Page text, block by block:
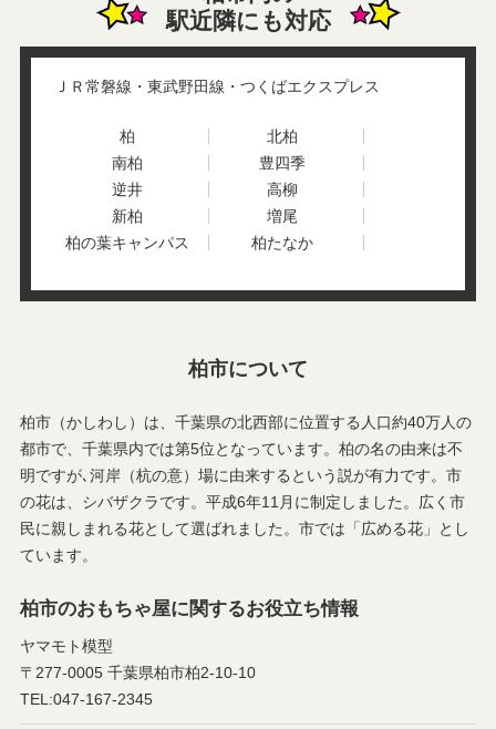
大塚町
大室
大山台
加賀
柏下
柏の葉
柏堀之内新田
片山
金山
上利根
かやの町
北柏
北柏台
亀甲台町
小青田
酒井根
駅近隣にも対応
ＪＲ常磐線・東武野田線・つくばエクスプレス
柏
北柏
南柏
豊四季
逆井
高柳
新柏
増尾
柏の葉キャンパス
柏たなか
柏市について
柏市（かしわし）は、千葉県の北西部に位置する人口約40万人の
都市で、千葉県内では第5位となっています。柏の名の由来は不
明ですが､河岸（杭の意）場に由来するという説が有力です。市
の花は、シバザクラです。平成6年11月に制定しました。広く市
民に親しまれる花として選ばれました。市では「広める花」とし
ています。
柏市のおもちゃ屋に関するお役立ち情報
ヤマモト模型
〒277-0005 千葉県柏市柏2-10-10
TEL:047-167-2345